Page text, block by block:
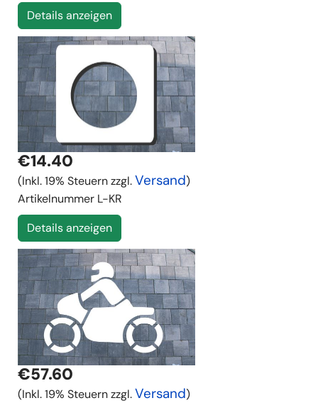
Details anzeigen
€14.40
(Inkl. 19% Steuern zzgl.Versand)
Artikelnummer L-KR
Details anzeigen
€57.60
(Inkl. 19% Steuern zzgl.Versand)